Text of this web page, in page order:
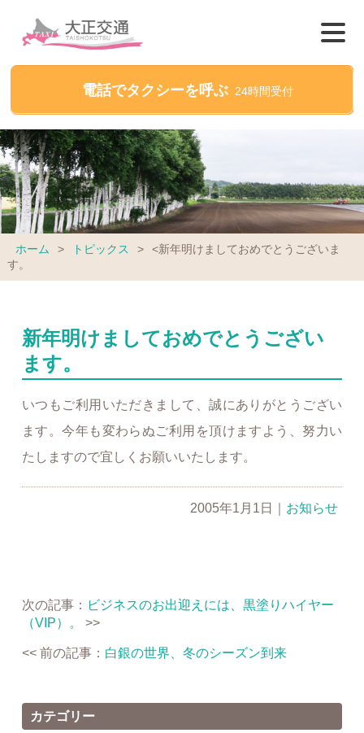
電話でタクシーを呼ぶ 24時間受付
ホーム > トピックス >
<新年明けましておめでとうございま
す。
新年明けましておめでとうござい
ます。
いつもご利用いただきまして、誠にありがとうござい
ます。今年も変わらぬご利用を頂けますよう、努力い
たしますので宜しくお願いいたします。
2005年1月1日 お知らせ
次の記事： ビジネスのお出迎えには、黒塗りハイヤー
（VIP）。
>>
<< 前の記事： 白銀の世界、冬のシーズン到来
カテゴリー